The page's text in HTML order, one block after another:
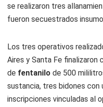
se realizaron tres
fueron secuestrados
Los tres operativos
Aires y Santa Fe
de fentanilo de 500
sustancia, tres bidones
inscripciones vinculadas al